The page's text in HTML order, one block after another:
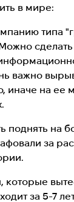
в мире:
типа
важно
иначе на ее
поднять на
за
которые
за 5-7